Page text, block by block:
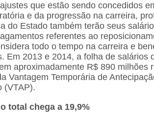
que estão sendo concedidos
e da progressão na carreira,
do Estado também terão seus
referentes ao
todo o tempo na carreira e
Em 2013 e 2014, a folha de salários
aproximadamente R$ 890 milhões
Vantagem Temporária de
(VTAP).
total chega a 19,9%